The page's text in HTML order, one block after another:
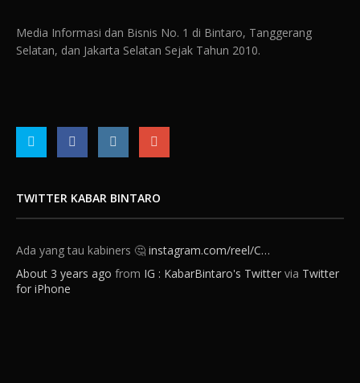
Media Informasi dan Bisnis No. 1 di Bintaro, Tanggerang
Selatan, dan Jakarta Selatan Sejak Tahun 2010.
TWITTER KABAR BINTARO
Ada yang tau kabiners 🤔instagram.com/reel/C…
About 3 years ago from IG : KabarBintaro's Twitter via Twitter
for iPhone